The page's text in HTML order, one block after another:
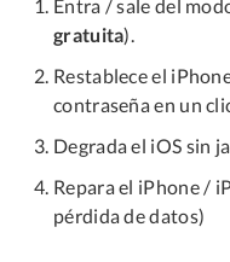
Entra / sale del
gratuita).
Restablece el
contraseña en un
Degrada el iOS sin
Repara el iPhone /
pérdida de datos)